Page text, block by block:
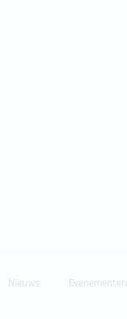
Nieuws Evenementen